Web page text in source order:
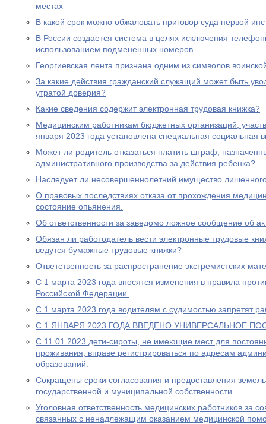
местах
В какой срок можно обжаловать приговор суда первой
В России создается система в целях исключения
использованием подмененных номеров.
Георгиевская лента признана одним из символов
За какие действия гражданский служащий может быть
утратой доверия?
Какие сведения содержит электронная трудовая книжка?
Медицинским работникам бюджетных организаций,
января 2023 года установлена специальная социальная
Может ли родитель отказаться платить штраф,
административного производства за действия ребенка?
Наследует ли несовершеннолетний имущество
О правовых последствиях отказа от прохождения
состояние опьянения.
Об ответственности за заведомо ложное сообщение об
Обязан ли работодатель вести электронные трудовые
ведутся бумажные трудовые книжки?
Ответственность за распространение экстремистских
С 1 марта 2023 года вносятся изменения в правила
Российской Федерации.
С 1 марта 2023 года водителям с судимостью запретят
С 1 ЯНВАРЯ 2023 ГОДА ВВЕДЕНО УНИВЕРСАЛЬНОЕ
С 11.01.2023 дети-сироты, не имеющие мест для
проживания, вправе регистрироваться по адресам
образований.
Сокращены сроки согласования и предоставления
государственной и муниципальной собственности.
Уголовная ответственность медицинских работников за
связанных с ненадлежащим оказанием медицинской